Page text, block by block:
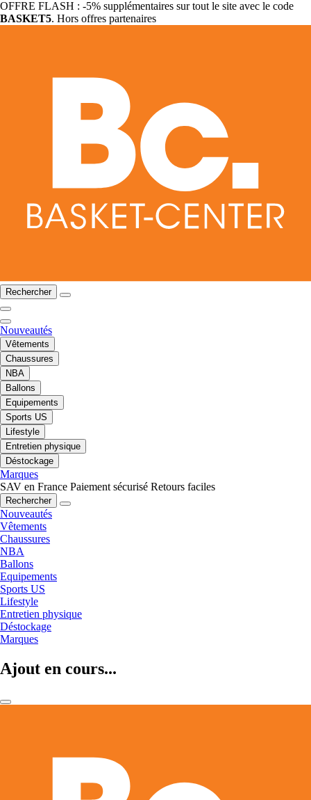
OFFRE FLASH : -5% supplémentaires sur tout le site avec le code
BASKET5. Hors offres partenaires
Rechercher
Nouveautés
Vêtements
Chaussures
NBA
Ballons
Equipements
Sports US
Lifestyle
Entretien physique
Déstockage
Marques
SAV en France Paiement sécurisé Retours faciles
Rechercher
Nouveautés
Vêtements
Chaussures
NBA
Ballons
Equipements
Sports US
Lifestyle
Entretien physique
Déstockage
Marques
Ajout en cours...